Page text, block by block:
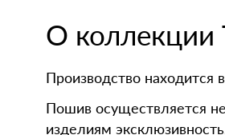
О коллекции
Производство находится
Пошив осуществляется
изделиям